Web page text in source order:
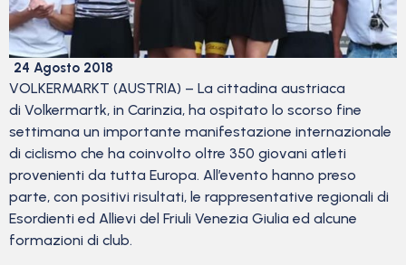
24 Agosto 2018
VOLKERMARKT (AUSTRIA) – La cittadina austriaca
di Volkermartk, in Carinzia, ha ospitato lo scorso fine
settimana un importante manifestazione internazionale
di ciclismo che ha coinvolto oltre 350 giovani atleti
provenienti da tutta Europa. All’evento hanno preso
parte, con positivi risultati, le rappresentative regionali di
Esordienti ed Allievi del Friuli Venezia Giulia ed alcune
formazioni di club.